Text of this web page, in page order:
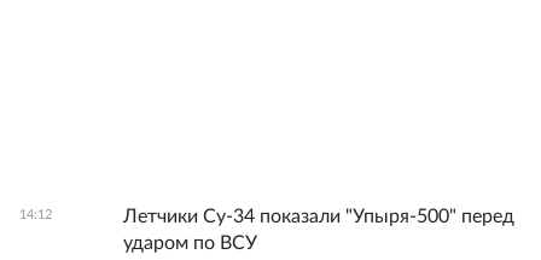
14:12
Летчики Су-34 показали "Упыря-500" перед
ударом по ВСУ